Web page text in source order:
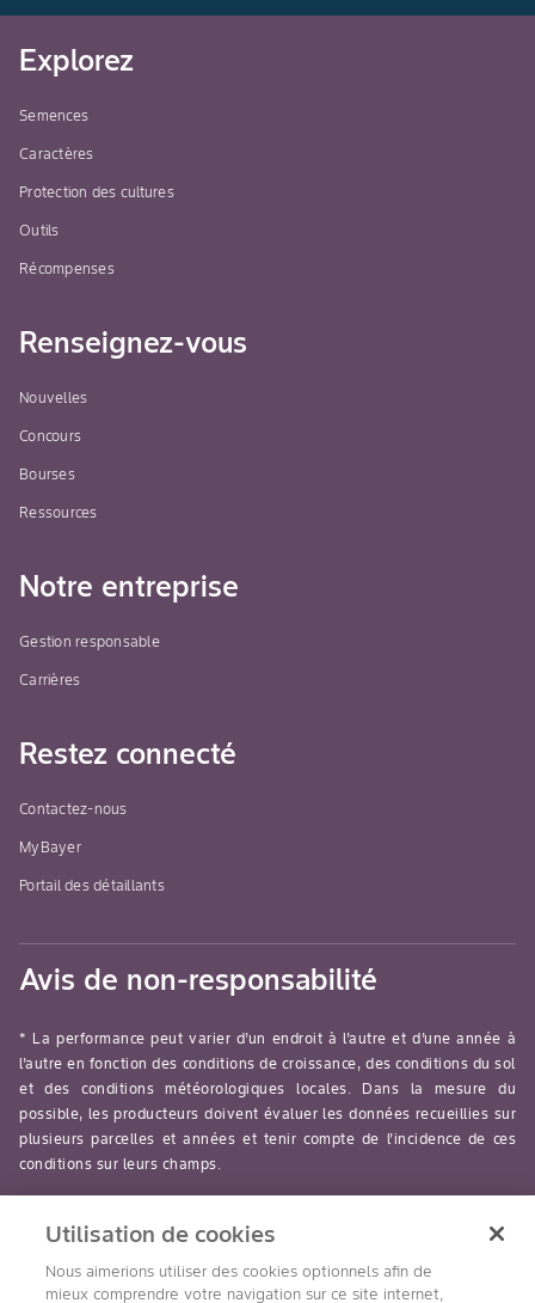
Explorez
Semences
Caractères
Protection des cultures
Outils
Récompenses
Renseignez-vous
Nouvelles
Concours
Bourses
Ressources
Notre entreprise
Gestion responsable
Carrières
Restez connecté
Contactez-nous
MyBayer
Portail des détaillants
Avis de non-responsabilité
* La performance peut varier d’un endroit à l’autre et d’une année à
l’autre en fonction des conditions de croissance, des conditions du sol
et des conditions météorologiques locales. Dans la mesure du
possible, les producteurs doivent évaluer les données recueillies sur
plusieurs parcelles et années et tenir compte de l’incidence de ces
conditions sur leurs champs.
Utilisation de cookies
Nous aimerions utiliser des cookies optionnels afin de
mieux comprendre votre navigation sur ce site internet,